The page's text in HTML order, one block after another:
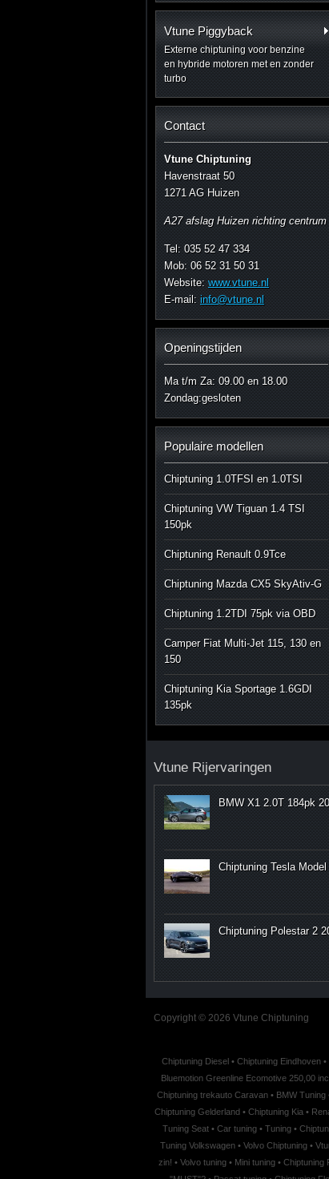
Vtune Piggyback
Externe chiptuning voor benzine
en hybride motoren met en zonder
turbo
Contact
Vtune Chiptuning
Havenstraat 50
1271 AG Huizen
A27 afslag Huizen richting centrum
Tel: 035 52 47 334
Mob: 06 52 31 50 31
Website: www.vtune.nl
E-mail: info@vtune.nl
Openingstijden
Ma t/m Za: 09.00 en 18.00
Zondag:gesloten
Populaire modellen
Chiptuning 1.0TFSI en 1.0TSI
Chiptuning VW Tiguan 1.4 TSI
150pk
Chiptuning Renault 0.9Tce
Chiptuning Mazda CX5 SkyAtiv-G
Chiptuning 1.2TDI 75pk via OBD
Camper Fiat Multi-Jet 115, 130 en
150
Chiptuning Kia Sportage 1.6GDI
135pk
Vtune Rijervaringen
BMW X1 2.0T 184pk
Chiptuning Tesla
Chiptuning Polestar 2
Copyright © 2026 Vtune Chiptuning
Chiptuning Diesel • Chiptuning Eindhoven •
Bluemotion Greenline Ecomotive 250,00
Chiptuning trekauto Caravan • BMW Tuning
Chiptuning Gelderland • Chiptuning Kia •
Tuning Seat • Car tuning • Tuning •
Tuning Volkswagen • Volvo Chiptuning •
zin! • Volvo tuning • Mini tuning • Chiptuning